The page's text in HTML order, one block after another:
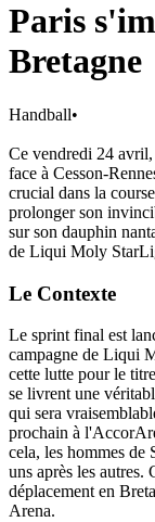
Paris
Bretagne
Handball•
Ce vendredi 24
face à Cesson-
crucial dans la
prolonger son
sur son dauphin
de Liqui Moly
Le Contexte
Le sprint final est
campagne de Liqui
cette lutte pour le
se livrent une
qui sera
prochain à
cela, les hommes de
uns après les autres.
déplacement en
Arena.